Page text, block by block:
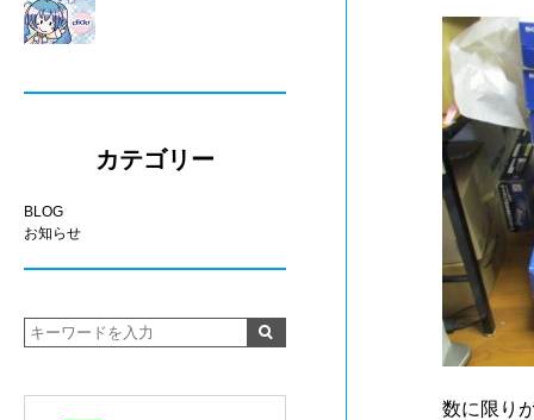
数に限り
カテゴリー
BLOG
お知らせ